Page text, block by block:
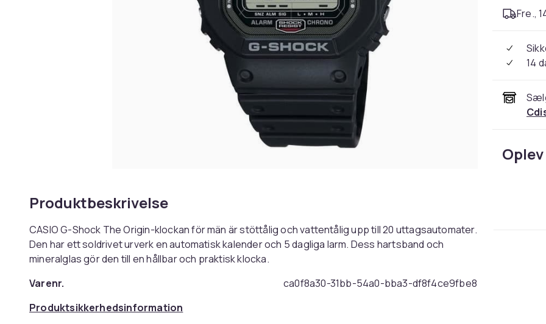
Produktbeskrivelse
CASIO G-Shock The Origin-klockan för män är stöttålig och vattentålig upp till 20 uttagsautomater.
Den har ett soldrivet urverk en automatisk kalender och 5 dagliga larm. Dess hartsband och
mineralglas gör den till en hållbar och praktisk klocka.
Varenr.
ca0f8a30-31bb-54a0-bba3-df8f4ce9fbe8
Produktsikkerhedsinformation
Fre.,
14